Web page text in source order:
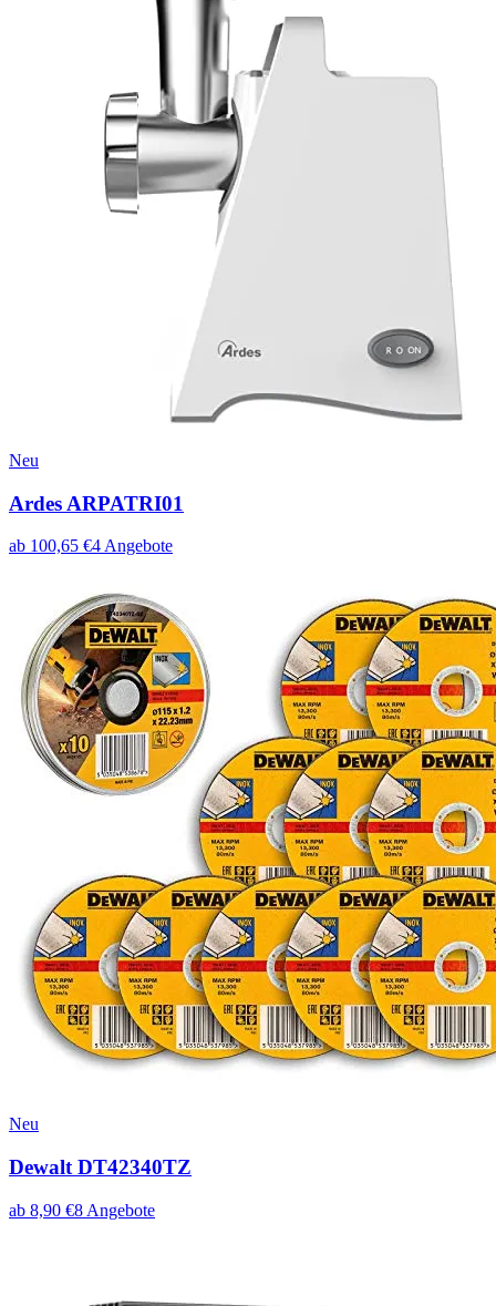
Neu
Ardes ARPATRI01
ab 100,65 €4 Angebote
Neu
Dewalt DT42340TZ
ab 8,90 €8 Angebote